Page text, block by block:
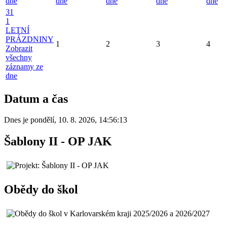
31
1
LETNÍ
PRÁZDNINY
Zobrazit
všechny
záznamy ze
dne
1 2 3 4
Datum a čas
Dnes je pondělí, 10. 8. 2026, 14:56:13
Šablony II - OP JAK
Obědy do škol